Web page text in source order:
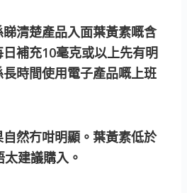
清楚產品入面葉黃素嘅含
補充10毫克或以上先有明
時間使用電子產品嘅上班
然冇咁明顯。 葉黃素低於
建議購入。